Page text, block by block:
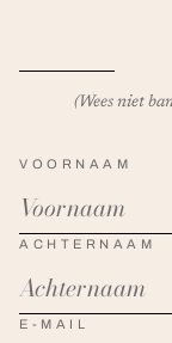
(Wees niet
VOORNAAM
ACHTERNAAM
E-MAIL